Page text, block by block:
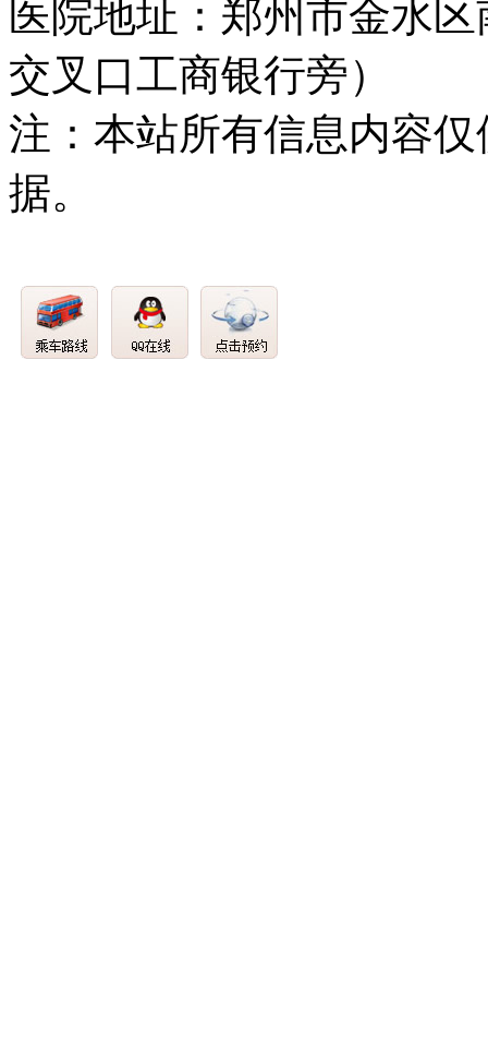
医院地址：郑州市金水
交叉口工商银行旁）
注：本站所有信息内容
据。